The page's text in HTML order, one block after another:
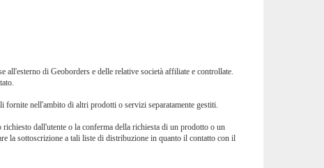
di Geoborders e delle relative società affiliate e controllate.
fornite nell'ambito di altri prodotti o servizi separatamente gestiti.
dall'utente o la conferma della richiesta di un prodotto o un
la sottoscrizione a tali liste di distribuzione in quanto il contatto con il